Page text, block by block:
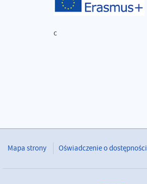
c
Mapa strony Oświadczenie o dostępności